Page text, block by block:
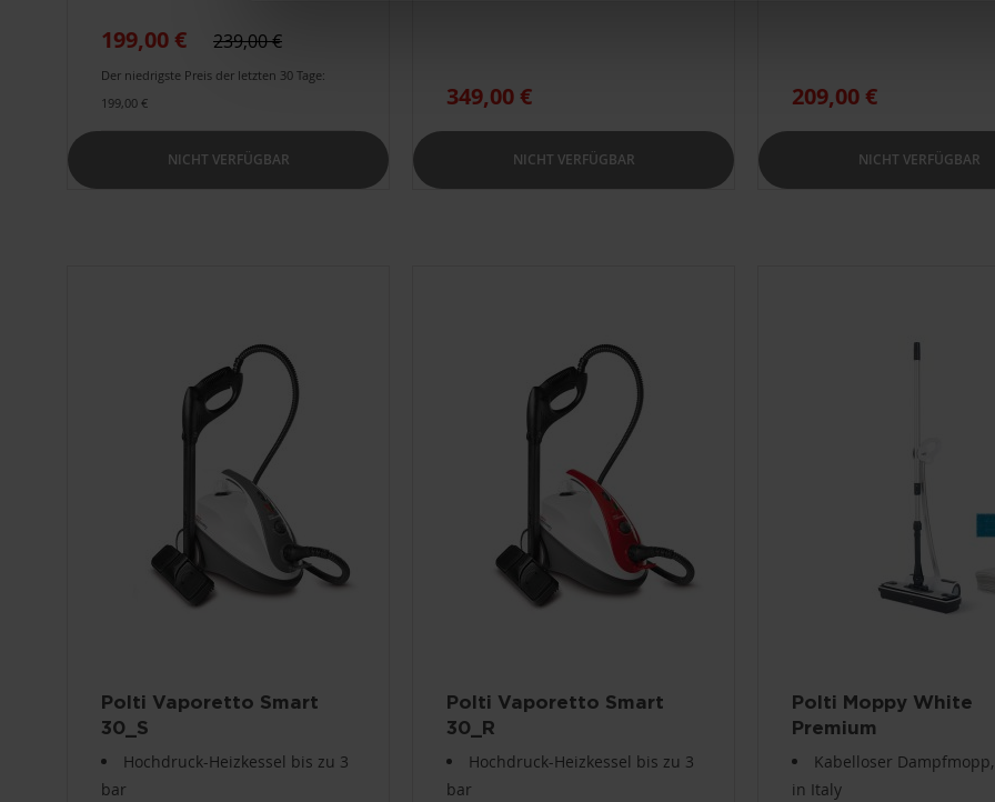
199,00 € 239,00 €
Der niedrigste Preis der letzten 30 Tage:
199,00 €
NICHT VERFÜGBAR
349,00 €
NICHT VERFÜGBAR
209,00 €
NICHT VERFÜGBAR
Polti Vaporetto Smart
30_S
Hochdruck-Heizkessel bis zu 3
bar
Polti Vaporetto Smart
30_R
Hochdruck-Heizkessel bis zu 3
bar
Polti Moppy White
Premium
Kabelloser
in Italy